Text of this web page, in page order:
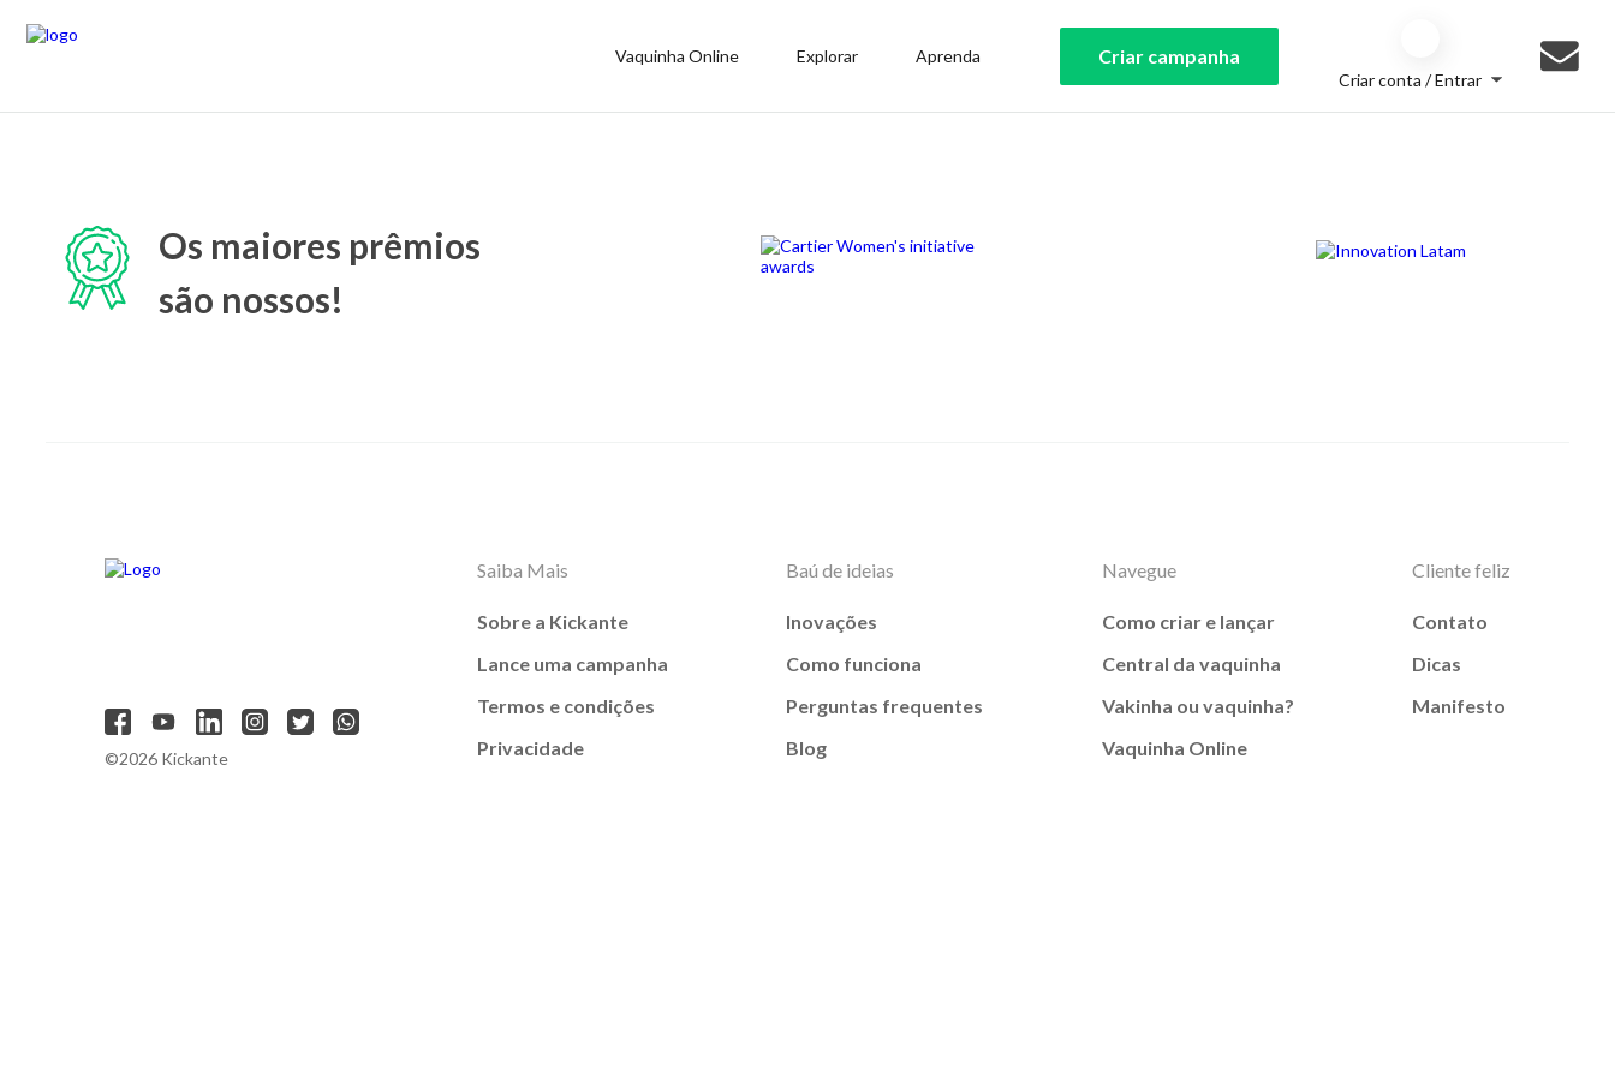
Vaquinha Online Explorar Aprenda Criar campanha
Criar conta / Entrar
Os maiores prêmios
são nossos!
©2026 Kickante
Saiba Mais
Sobre a Kickante
Lance uma campanha
Termos e condições
Privacidade
Baú de ideias
Inovações
Como funciona
Perguntas frequentes
Blog
Navegue
Como criar e lançar
Central da vaquinha
Vakinha ou vaquinha?
Vaquinha Online
Cliente feliz
Contato
Dicas
Manifesto